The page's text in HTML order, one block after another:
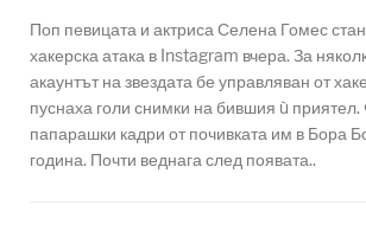
Поп певицата и актриса Селена Гомес
хакерска атака в Instagram вчера. За
акаунтът на звездата бе управляван от
пуснаха голи снимки на бившия ù приятел.
папарашки кадри от почивката им в Бора
година. Почти веднага след появата..